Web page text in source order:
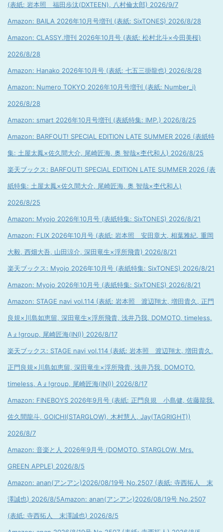
(表紙: 岩本照 福田歩汰(DXTEEN), 八村倫太郎) 2026/9/7
Amazon: BAILA 2026年10月号増刊 (表紙: SixTONES) 2026/8/28
Amazon: CLASSY.増刊 2026年10月号 (表紙: 松村北斗×今田美桜)
2026/8/28
Amazon: Hanako 2026年10月号 (表紙: 七五三掛龍也) 2026/8/28
Amazon: Numero TOKYO 2026年10月号増刊 (表紙: Number_i)
2026/8/28
Amazon: smart 2026年10月号増刊 (表紙特集: IMP.) 2026/8/25
Amazon: BARFOUT! SPECIAL EDITION LATE SUMMER 2026 (表紙特
集: 土屋太鳳×佐久間大介, 尾崎匠海, 奥 智哉×杢代和人) 2026/8/25
楽天ブックス: BARFOUT! SPECIAL EDITION LATE SUMMER 2026 (表
紙特集: 土屋太鳳×佐久間大介, 尾崎匠海, 奥 智哉×杢代和人)
2026/8/25
Amazon: Myojo 2026年10月号 (表紙特集: SixTONES) 2026/8/21
Amazon: FLIX 2026年10月号 (表紙: 岩本照 安田章大, 相葉雅紀, 重岡
大毅, 西畑大吾, 山田涼介, 深田竜生×浮所飛貴) 2026/8/21
楽天ブックス: Myojo 2026年10月号 (表紙特集: SixTONES) 2026/8/21
Amazon: Myojo 2026年10月号 (表紙特集: SixTONES) 2026/8/21
Amazon: STAGE navi vol.114 (表紙: 岩本照 渡辺翔太, 増田貴久, 正門
良規×川島如恵留, 深田竜生×浮所飛貴, 浅井乃我, DOMOTO, timeless,
Aぇ!group, 尾崎匠海(INI)) 2026/8/17
楽天ブックス: STAGE navi vol.114 (表紙: 岩本照 渡辺翔太, 増田貴久,
正門良規×川島如恵留, 深田竜生×浮所飛貴, 浅井乃我, DOMOTO,
timeless, Aぇ!group, 尾崎匠海(INI)) 2026/8/17
Amazon: FINEBOYS 2026年9月号 (表紙: 正門良規 小島健, 佐藤龍我,
佐久間龍斗, GOICHI(STARGLOW), 木村慧人, Jay(TAGRIGHT))
2026/8/7
Amazon: 音楽と人 2026年9月号 (DOMOTO, STARGLOW, Mrs.
GREEN APPLE) 2026/8/5
Amazon: anan(アンアン)2026/08/19号 No.2507 (表紙: 寺西拓人 末
澤誠也) 2026/8/5Amazon: anan(アンアン)2026/08/19号 No.2507
(表紙: 寺西拓人 末澤誠也) 2026/8/5